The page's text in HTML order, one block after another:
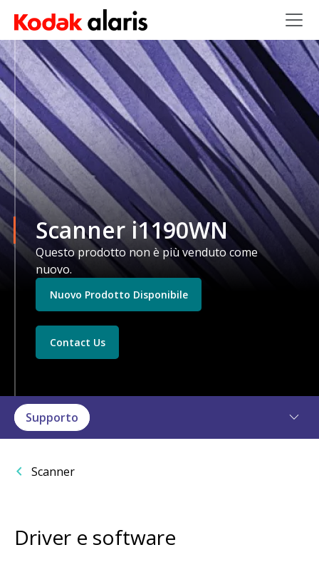
Salta al contenuto principale
Scanner i1190WN
Questo prodotto non è più venduto come
nuovo.
Nuovo Prodotto Disponibile
Contact Us
Supporto
Scanner
Driver e software